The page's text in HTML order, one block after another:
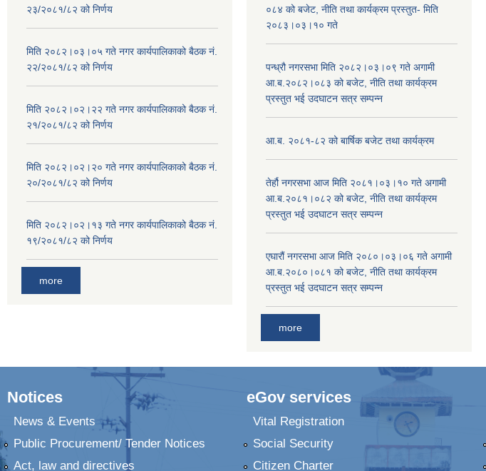
२३/२०८१/८२ को निर्णय
मिति २०८२।०३।०५ गते नगर कार्यपालिकाको बैठक नं.
२२/२०८१/८२ को निर्णय
मिति २०८२।०२।२२ गते नगर कार्यपालिकाको बैठक नं.
२१/२०८१/८२ को निर्णय
मिति २०८२।०२।२० गते नगर कार्यपालिकाको बैठक नं.
२०/२०८१/८२ को निर्णय
मिति २०८२।०२।१३ गते नगर कार्यपालिकाको बैठक नं.
१९/२०८१/८२ को निर्णय
more
०८४ को बजेट, नीति तथा कार्यक्रम प्रस्तुत- मिति
२०८३।०३।१० गते
पन्ध्रौ नगरसभा मिति २०८२।०३।०९ गते अगामी
आ.ब.२०८२।०८३ को बजेट, नीति तथा कार्यक्रम
प्रस्तुत भई उदघाटन सत्र सम्पन्न
आ.ब. २०८१-८२ को बार्षिक बजेट तथा कार्यक्रम
तेर्हौ नगरसभा आज मिति २०८१।०३।१० गते अगामी
आ.ब.२०८१।०८२ को बजेट, नीति तथा कार्यक्रम
प्रस्तुत भई उदघाटन सत्र सम्पन्न
एघारौं नगरसभा आज मिति २०८०।०३।०६ गते अगामी
आ.ब.२०८०।०८१ को बजेट, नीति तथा कार्यक्रम
प्रस्तुत भई उदघाटन सत्र सम्पन्न
more
Notices
News & Events
Public Procurement/ Tender Notices
Act, law and directives
eGov services
Vital Registration
Social Security
Citizen Charter